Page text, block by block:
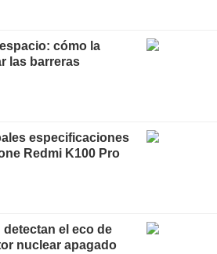
cómo la
las barreras
especificaciones
Redmi K100 Pro
detectan el eco de
nuclear apagado